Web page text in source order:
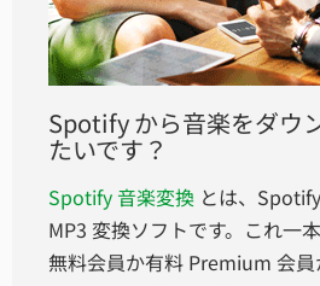
Spotify から音楽をダウ
たいです？
Spotify 音楽変換 とは、
MP3 変換ソフトです。これ一
無料会員か有料 Premium 会員